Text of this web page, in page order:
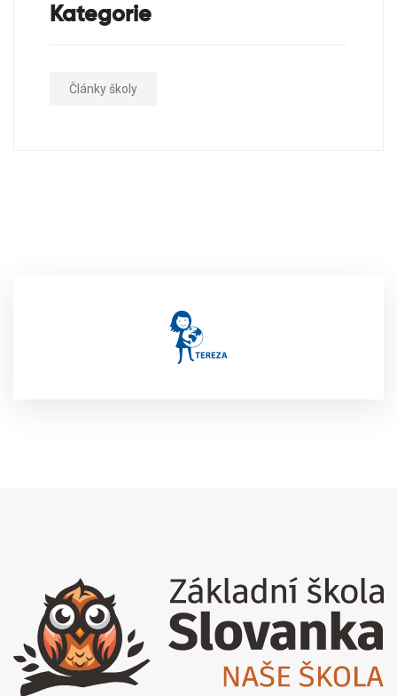
Kategorie
Články školy